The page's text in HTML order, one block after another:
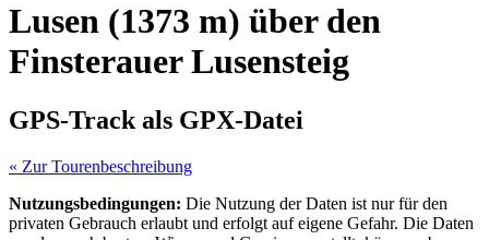
Lusen (1373 m) über den
Finsterauer Lusensteig
GPS-Track als GPX-Datei
« Zur Tourenbeschreibung
Nutzungsbedingungen: Die Nutzung der Daten ist nur für den
privaten Gebrauch erlaubt und erfolgt auf eigene Gefahr. Die Daten